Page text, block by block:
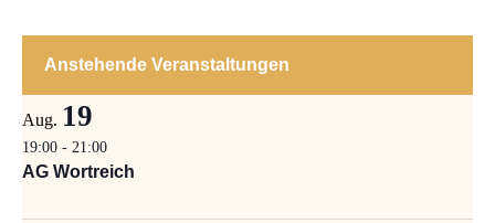
Anstehende Veranstaltungen
Aug. 19
19:00 - 21:00
AG Wortreich